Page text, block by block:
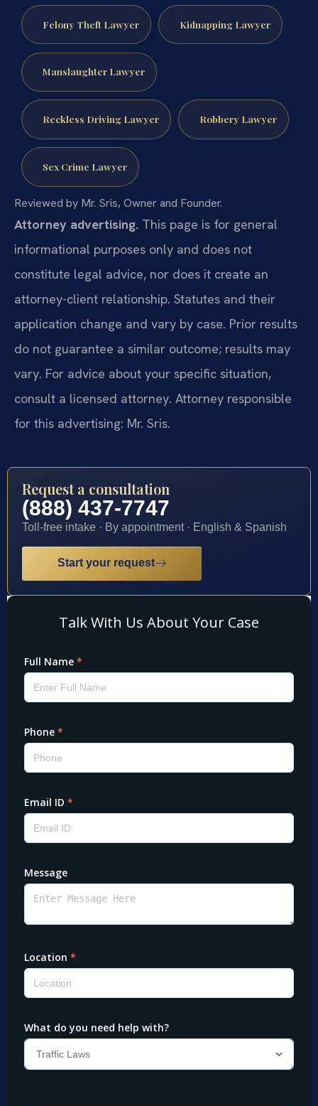
Felony Theft Lawyer Kidnapping Lawyer
Manslaughter Lawyer
Reckless Driving Lawyer Robbery Lawyer
Sex Crime Lawyer
Reviewed by Mr. Sris, Owner and Founder.
Attorney advertising. This page is for general
informational purposes only and does not
constitute legal advice, nor does it create an
attorney-client relationship. Statutes and their
application change and vary by case. Prior results
do not guarantee a similar outcome; results may
vary. For advice about your specific situation,
consult a licensed attorney. Attorney responsible
for this advertising: Mr. Sris.
Request a consultation
(888) 437-7747
Toll-free intake · By appointment · English & Spanish
Start your request